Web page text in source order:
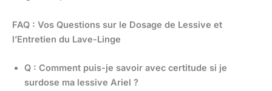
FAQ : Vos Questions sur le Dosage de Lessive et
l’Entretien du Lave-Linge
Q : Comment puis-je savoir avec certitude si je
surdose ma lessive Ariel ?